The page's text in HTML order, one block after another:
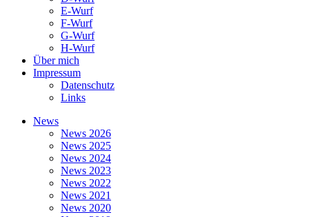
E-Wurf
F-Wurf
G-Wurf
H-Wurf
Über mich
Impressum
Datenschutz
Links
News
News 2026
News 2025
News 2024
News 2023
News 2022
News 2021
News 2020